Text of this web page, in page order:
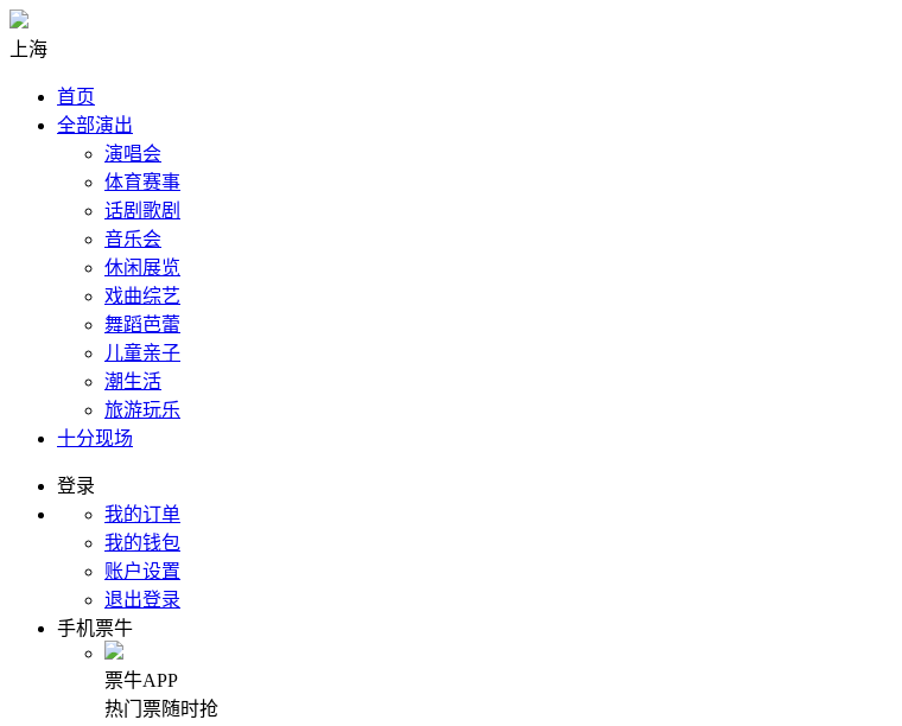
上海
首页
全部演出
演唱会
体育赛事
话剧歌剧
音乐会
休闲展览
戏曲综艺
舞蹈芭蕾
儿童亲子
潮生活
旅游玩乐
十分现场
登录
我的订单
我的钱包
账户设置
退出登录
手机票牛
票牛APP
热门票随时抢